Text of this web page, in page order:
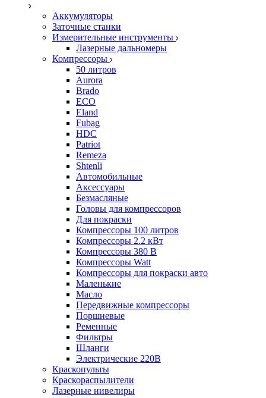
Аккумуляторы
Заточные станки
Измерительные инструменты
Лазерные дальномеры
Компрессоры
50 литров
Aurora
Brado
ECO
Eland
Fubag
HDC
Patriot
Remeza
Shtenli
Автомобильные
Аксессуары
Безмасляные
Головы для компрессоров
Для покраски
Компрессоры 100 литров
Компрессоры 2.2 кВт
Компрессоры 380 В
Компрессоры Watt
Компрессоры для покраски авто
Маленькие
Масло
Передвижные компрессоры
Поршневые
Ременные
Фильтры
Шланги
Электрические 220В
Краскопульты
Краскораспылители
Лазерные нивелиры